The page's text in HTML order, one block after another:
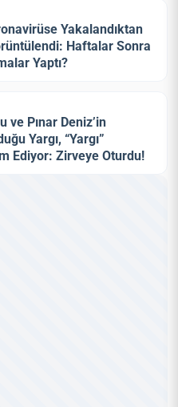
Yakalandıktan
Haftalar Sonra
Yaptı?
ve Pınar Deniz’in
Yargı, “Yargı”
Ediyor: Zirveye Oturdu!